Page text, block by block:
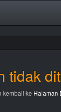
tidak
kembali ke Halaman